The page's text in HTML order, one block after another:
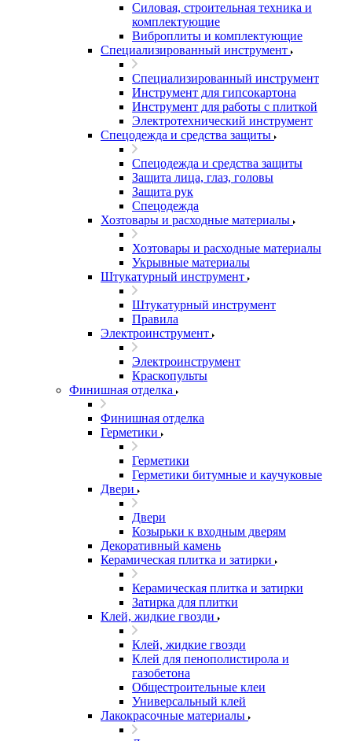
Силовая, строительная техника и
комплектующие
Виброплиты и комплектующие
Специализированный инструмент
Специализированный инструмент
Инструмент для гипсокартона
Инструмент для работы с плиткой
Электротехнический инструмент
Спецодежда и средства защиты
Спецодежда и средства защиты
Защита лица, глаз, головы
Защита рук
Спецодежда
Хозтовары и расходные материалы
Хозтовары и расходные материалы
Укрывные материалы
Штукатурный инструмент
Штукатурный инструмент
Правила
Электроинструмент
Электроинструмент
Краскопульты
Финишная отделка
Финишная отделка
Герметики
Герметики
Герметики битумные и каучуковые
Двери
Двери
Козырьки к входным дверям
Декоративный камень
Керамическая плитка и затирки
Керамическая плитка и затирки
Затирка для плитки
Клей, жидкие гвозди
Клей, жидкие гвозди
Клей для пенополистирола и
газобетона
Общестроительные клеи
Универсальный клей
Лакокрасочные материалы